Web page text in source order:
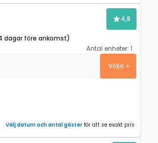
4,8
dagar före ankomst)
Antal enheter: 1
8778-a
Välja
Välj datum och antal gäster för att se exakt pris